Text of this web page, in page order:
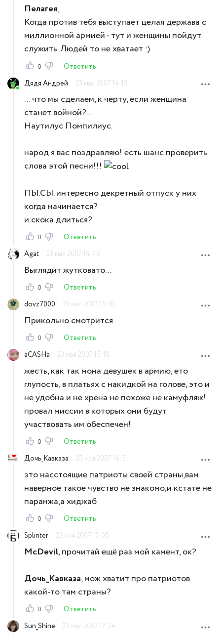
Пелагея,
Когда против тебя выступает целая держава с
миллионной армией - тут и женщины пойдут
служить. Людей то не хватает :)
0
Ответить
Дядя Андрей
23 мая 2007 14:13
... что мы сделаем, к черту, если женщина
станет войной?...
Наутилус Помпилиус.
народ я вас поздравляю! есть шанс проверить
слова этой песни!!!
ПЫ.СЫ. интересно декретный отпуск у них
когда начинается?
и скока длиться?
0
Ответить
Agat
23 мая 2007 14:48
Выглядит жутковато...
0
Ответить
dovz7000
23 мая 2007 15:01
Прикольно смотрится
0
Ответить
aCASHa
23 мая 2007 15:18
жесть, как так мона девушек в армию, ето
глупость, в платьях с накидкой на голове, это и
не удобна и не хрена не похоже не камуфляж!
провал миссии в которых они будут
участвовать им обеспечен!
0
Ответить
Дочь_Кавказа
23 мая 2007 16:51
это насстоящие патриоты своей страны,вам
наверное такое чувство не знакомо,и кстате не
паранжа,а хиджаб
0
Ответить
Splinter
23 мая 2007 17:05
McDevil, прочитай ещё раз мой камент, ок?
Дочь_Кавказа, мож хватит про патриотов
какой-то там страны?
0
Ответить
Sun_Shine
23 мая 2007 17:24